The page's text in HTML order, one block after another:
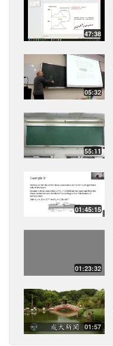
47:38
05:32
55:11
01:45:15
01:23:32
01:57